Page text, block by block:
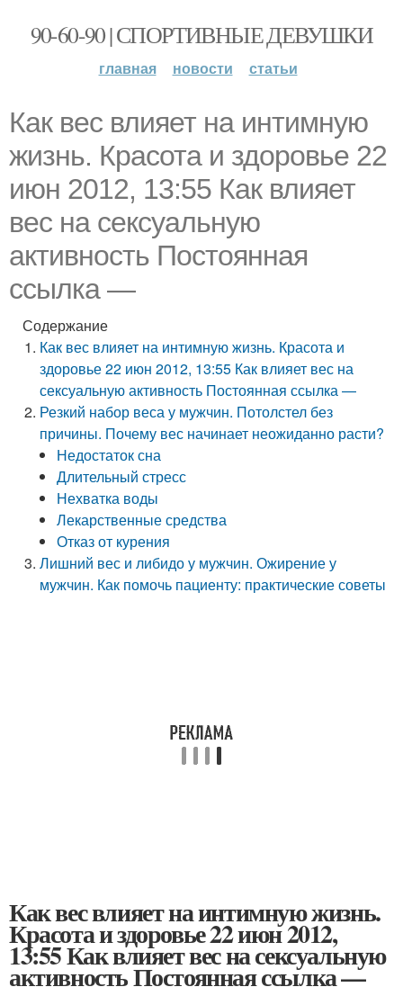
90-60-90 | СПОРТИВНЫЕ ДЕВУШКИ
главная новости статьи
Как вес влияет на интимную
жизнь. Красота и здоровье 22
июн 2012, 13:55 Как влияет
вес на сексуальную
активность Постоянная
ссылка —
Содержание
Как вес влияет на интимную жизнь. Красота и
здоровье 22 июн 2012, 13:55 Как влияет вес на
сексуальную активность Постоянная ссылка —
Резкий набор веса у мужчин. Потолстел без
причины. Почему вес начинает неожиданно расти?
Недостаток сна
Длительный стресс
Нехватка воды
Лекарственные средства
Отказ от курения
Лишний вес и либидо у мужчин. Ожирение у
мужчин. Как помочь пациенту: практические советы
Как вес влияет на интимную жизнь.
Красота и здоровье 22 июн 2012,
13:55 Как влияет вес на сексуальную
активность Постоянная ссылка —